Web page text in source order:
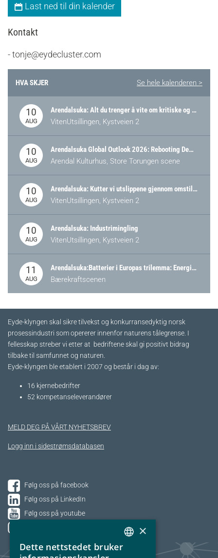
Last ned til din kalender
Kontakt
- tonje@eydecluster.com
HVA SKJER Se hele kalenderen >
10
AUG
Arendalsuka: Alt du trenger å vite om kritiske og strategiske verdikjeder i Norge
VitenUtsillingen, Kystveien 2
10
AUG
Arendalsuka Global Outlook 2026: Rebooting Democracy for a New World Order
Arendal Kulturhus, Store Torungen scene
10
AUG
Arendalsuka: Kutter vi utslippene gjennom omstilling – eller tap av industri?
VitenUtsillingen, Kystveien 2
10
AUG
Arendalsuka: Industrimingling
VitenUtsillingen, Kystveien 2
11
AUG
Arendalsuka:Batterier i Europas trilemma: Energisikkerhet, konkurransekraft og bærekraft (Battery Norway-arrangement)
Bærekraftscenen
Eyde-klyngen skal sikre tilvekst og konkurransedyktig norsk
prosessindustri som opererer innenfor naturens tålegrense. I
fellesskap streber vi etter at bedriftene skal gi positivt bidrag
tilbake til samfunnet og naturen.
Eyde-klyngen ble etablert i 2007 og består i dag av:
16 kjernebedrifter​
52 kompetanseleverandører
MELD DEG PÅ VÅRT NYHETSBREV
Logg inn i sidestrømsdatabasen
Følg oss på facebook
Følg oss på LinkedIn
Følg oss på youtube
NORWEGIAN
×
Dette nettstedet bruker